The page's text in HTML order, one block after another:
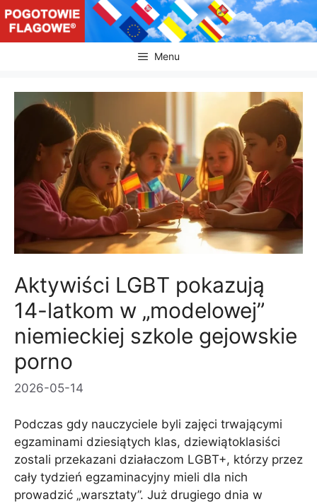
Przejdź
do
treści
Menu
Aktywiści LGBT pokazują
14-latkom w „modelowej”
niemieckiej szkole gejowskie
porno
2026-05-14
Podczas gdy nauczyciele byli zajęci trwającymi
egzaminami dziesiątych klas, dziewiątoklasiści
zostali przekazani działaczom LGBT+, którzy przez
cały tydzień egzaminacyjny mieli dla nich
prowadzić „warsztaty”. Już drugiego dnia w